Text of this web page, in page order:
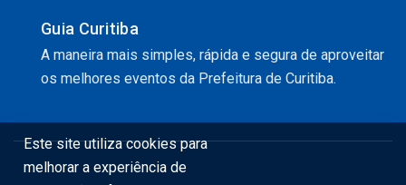
Este site utiliza cookies para
melhorar a experiência de
Guia Curitiba
A maneira mais simples, rápida e segura de aproveitar
os melhores eventos da Prefeitura de Curitiba.